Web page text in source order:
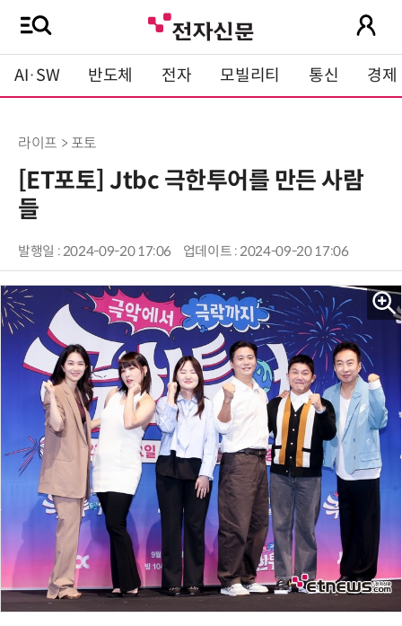
AI·SW 반도체 전자 모빌리티 통신 경제
라이프 > 포토
[ET포토] Jtbc 극한투어를 만든 사람
들
발행일 : 2024-09-20 17:06 업데이트 : 2024-09-20 17:06